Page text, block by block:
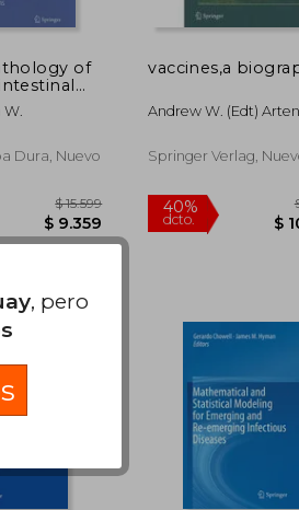
of
and
Dura, Nuevo
dcto.
vaccines,a
Andrew W. (edt)
Springer Verlag,
, pero